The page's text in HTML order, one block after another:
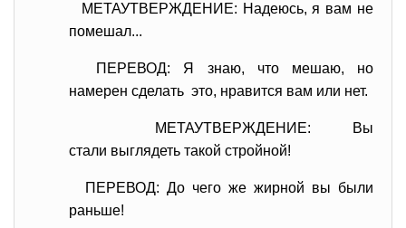
МЕТАУТВЕРЖДЕНИЕ: Надеюсь, я вам не
помешал...
ПЕРЕВОД: Я знаю, что мешаю, но
намерен сделать это, нравится вам или нет.
МЕТАУТВЕРЖДЕНИЕ: Вы
стали выглядеть такой стройной!
ПЕРЕВОД: До чего же жирной вы были
раньше!